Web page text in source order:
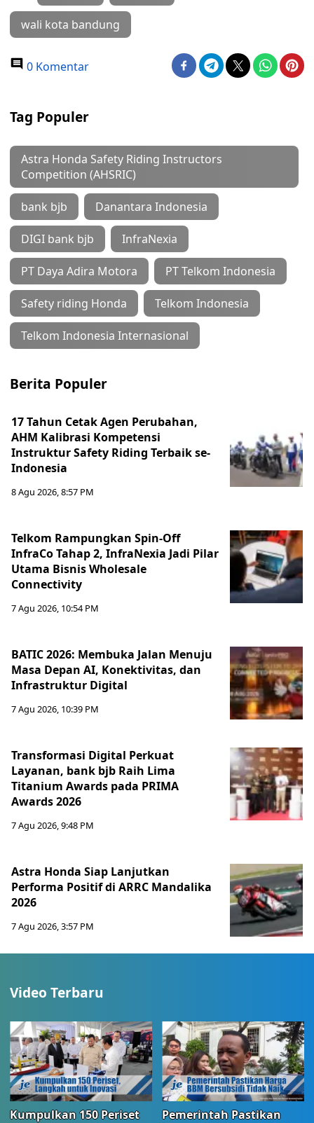
wali kota bandung
0 Komentar
Tag Populer
Astra Honda Safety Riding Instructors
Competition (AHSRIC)
bank bjb Danantara Indonesia
DIGI bank bjb InfraNexia
PT Daya Adira Motora PT Telkom Indonesia
Safety riding Honda Telkom Indonesia
Telkom Indonesia Internasional
Berita Populer
17 Tahun Cetak Agen Perubahan,
AHM Kalibrasi Kompetensi
Instruktur Safety Riding Terbaik se-
Indonesia
8 Agu 2026, 8:57 PM
Telkom Rampungkan Spin-Off
InfraCo Tahap 2, InfraNexia Jadi Pilar
Utama Bisnis Wholesale
Connectivity
7 Agu 2026, 10:54 PM
BATIC 2026: Membuka Jalan Menuju
Masa Depan AI, Konektivitas, dan
Infrastruktur Digital
7 Agu 2026, 10:39 PM
Transformasi Digital Perkuat
Layanan, bank bjb Raih Lima
Titanium Awards pada PRIMA
Awards 2026
7 Agu 2026, 9:48 PM
Astra Honda Siap Lanjutkan
Performa Positif di ARRC Mandalika
2026
7 Agu 2026, 3:57 PM
Video Terbaru
Kumpulkan 150 Periset
Pemerintah Pastikan